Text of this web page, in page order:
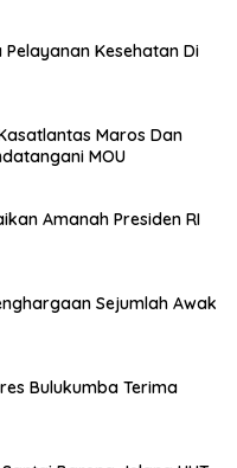
Pelayanan Kesehatan Di
Maros Dan
MOU
Amanah Presiden RI
Sejumlah Awak
Bulukumba Terima